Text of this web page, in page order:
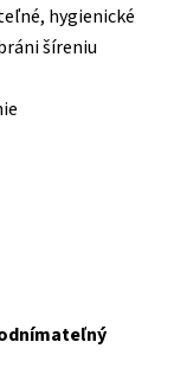
hygienické
šíreniu